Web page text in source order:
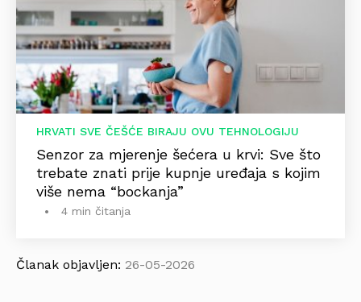
HRVATI SVE ČEŠĆE BIRAJU OVU TEHNOLOGIJU
Senzor za mjerenje šećera u krvi: Sve što
trebate znati prije kupnje uređaja s kojim
više nema “bockanja”
4 min čitanja
Članak objavljen: 26-05-2026